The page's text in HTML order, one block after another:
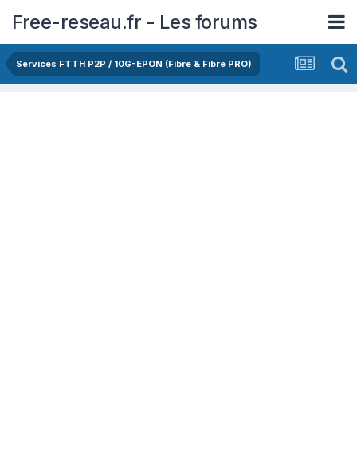
Free-reseau.fr - Les forums
Services FTTH P2P / 10G-EPON (Fibre & Fibre PRO)